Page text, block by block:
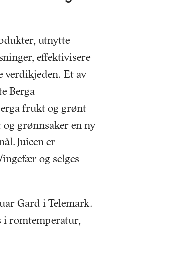
utnytte
effektivisere
verdikjeden. Et av
Berga
frukt og grønt
grønnsaker en ny
Juicen er
og selges
Gard i Telemark.
i romtemperatur,